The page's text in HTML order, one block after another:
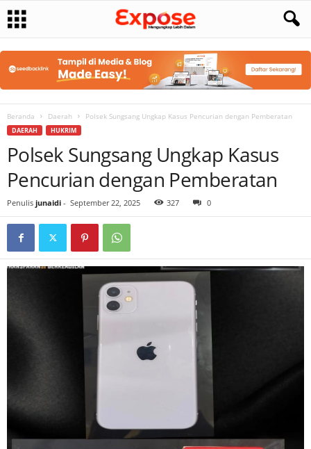
Beranda Daerah Polsek Sungsang Ungkap Kasus Pencurian dengan Pemberatan
DAERAH HUKRIM
Polsek Sungsang Ungkap Kasus
Pencurian dengan Pemberatan
Penulis junaidi - September 22, 2025 327 0